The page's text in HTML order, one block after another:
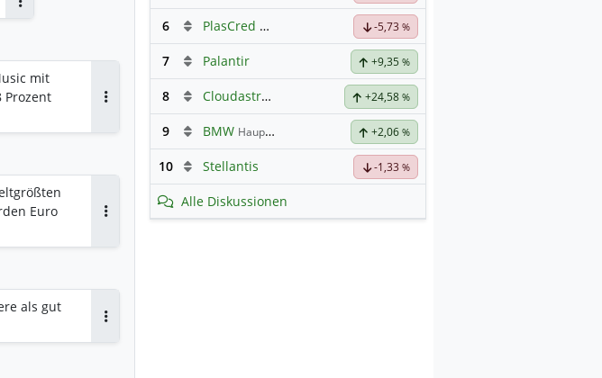
mit
Prozent
Antworten
Euro
als gut
6 PlasCred Circular Innovations -5,73 %
7 Palantir +9,35 %
8 Cloudastructure Inc Registered Shs-A- +24,58%
9 BMW Hauptdiskussion +2,06%
10 Stellantis -1,33 %
Alle Diskussionen